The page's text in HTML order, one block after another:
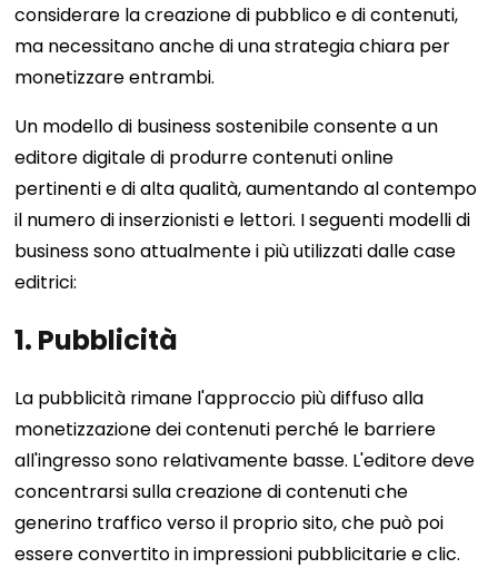
considerare la creazione di pubblico e di contenuti,
ma necessitano anche di una strategia chiara per
monetizzare entrambi.
Un modello di business sostenibile consente a un
editore digitale di produrre contenuti online
pertinenti e di alta qualità, aumentando al contempo
il numero di inserzionisti e lettori. I seguenti modelli di
business sono attualmente i più utilizzati dalle case
editrici:
1. Pubblicità
La pubblicità rimane l'approccio più diffuso alla
monetizzazione dei contenuti perché le barriere
all'ingresso sono relativamente basse. L'editore deve
concentrarsi sulla creazione di contenuti che
generino traffico verso il proprio sito, che può poi
essere convertito in impressioni pubblicitarie e clic.